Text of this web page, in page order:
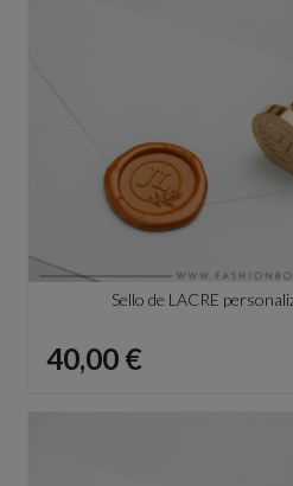
Sello de LACRE
Precio
40,00 €